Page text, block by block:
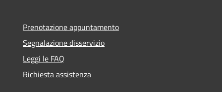
Prenotazione appuntamento
Segnalazione disservizio
Leggi le FAQ
Richiesta assistenza